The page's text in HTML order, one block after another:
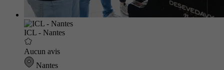
ICL - Nantes
Aucun avis
Nantes